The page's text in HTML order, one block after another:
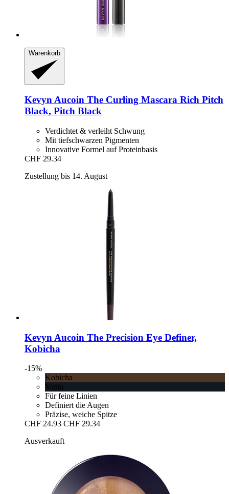
Warenkorb
Kevyn Aucoin The Curling Mascara Rich Pitch
Black, Pitch Black
Verdichtet & verleiht Schwung
Mit tiefschwarzen Pigmenten
Innovative Formel auf Proteinbasis
CHF 29.34
Zustellung bis 14. August
Kevyn Aucoin The Precision Eye Definer,
Kobicha
-15%
Kobicha
Vanta
Für feine Linien
Definiert die Augen
Präzise, weiche Spitze
CHF 24.93 CHF 29.34
Ausverkauft